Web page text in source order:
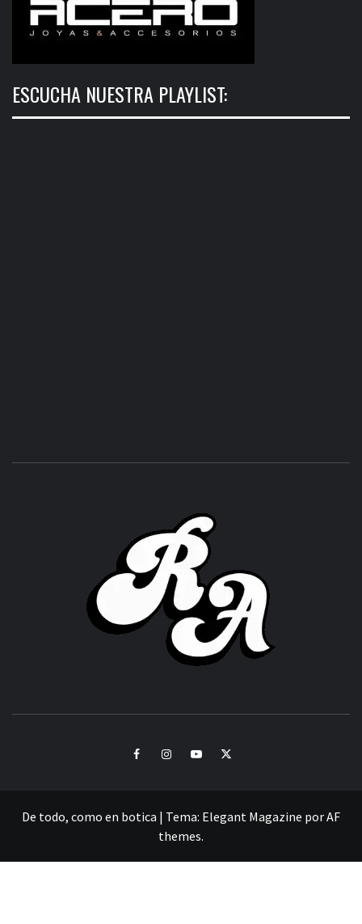
ESCUCHA NUESTRA PLAYLIST:
FacebookInstagramYoutubeTwitter
De todo, como en botica | Tema: Elegant Magazine porAF
themes.